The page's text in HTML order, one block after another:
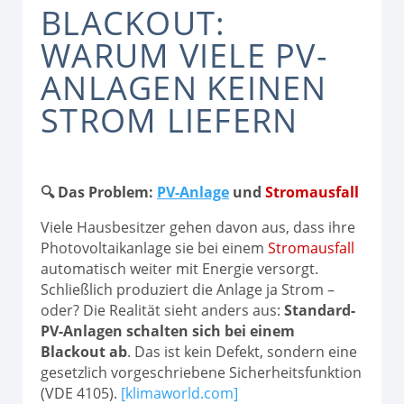
BLACKOUT:
WARUM VIELE PV-
ANLAGEN KEINEN
STROM LIEFERN
🔍 Das Problem: PV-Anlage und Stromausfall
Viele Hausbesitzer gehen davon aus, dass ihre
Photovoltaikanlage sie bei einem Stromausfall
automatisch weiter mit Energie versorgt.
Schließlich produziert die Anlage ja Strom –
oder? Die Realität sieht anders aus: Standard-
PV-Anlagen schalten sich bei einem
Blackout ab. Das ist kein Defekt, sondern eine
gesetzlich vorgeschriebene Sicherheitsfunktion
(VDE 4105). [klimaworld.com]